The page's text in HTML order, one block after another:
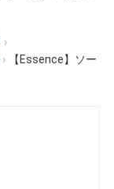
›
›
【Essence】ソー